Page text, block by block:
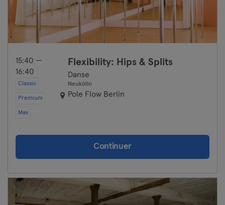
15:40 —
16:40
Classic
Premium
Max
Flexibility: Hips & Splits
Danse
Neukölln
Pole Flow Berlin
Continuer